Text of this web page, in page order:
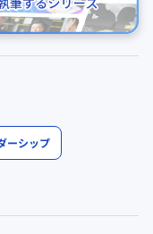
ーシップ